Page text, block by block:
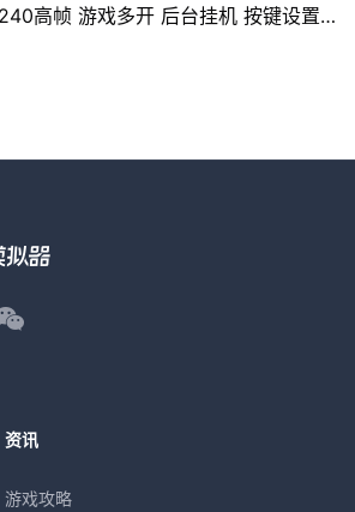
高帧 游戏多开 后台挂机 按键设置
资讯
游戏攻略